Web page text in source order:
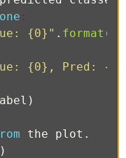
:
{0}" . format (
{0}, Pred:
)
the plot .
)